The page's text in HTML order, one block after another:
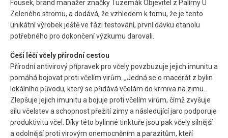
Fousek, brand manažer značky Tuzemák Objevitel z Palírny U
Zeleného stromu, a dodává, že vzhledem k tomu, že je tento
unikátní výrobek ještě ve fázi testování, první dávku etanolu
potřebného pro dokončení výzkumu darovali.
Češi léčí včely přírodní cestou
Přírodní antivirový přípravek pro včely povzbuzuje jejich imunitu a
pomáhá bojovat proti včelím virům. „Jedná se o macerát z bylin
lokálního původu, který se přidává včelám do krmiva na zimu.
Zlepšuje jejich imunitu a bojuje proti včelím virům, čímž zvyšuje
sílu včelstev a schopnost přežití zimy a následující jaro podporuje
produktivitu včel. Díky této bylinné tinktuře jsou pak včely silnější
a odolnější proti virovým onemocněním a parazitům, kteří